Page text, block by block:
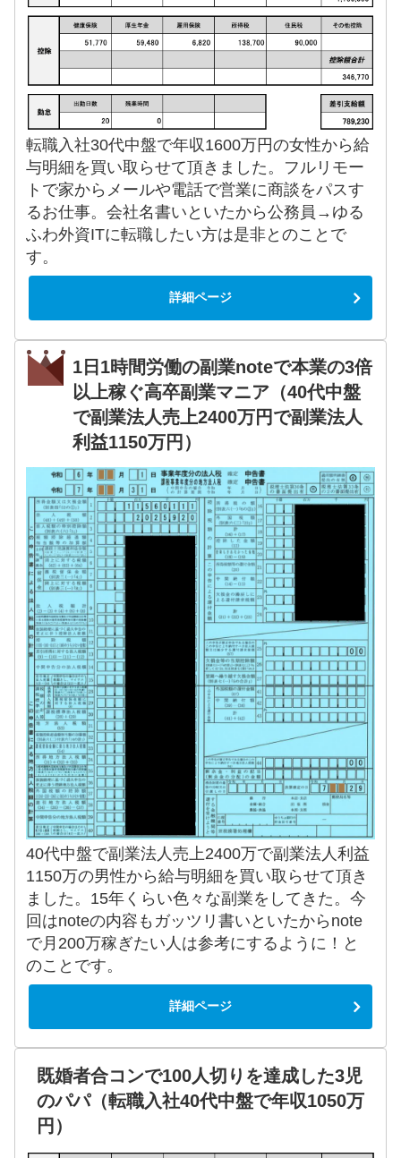
転職入社30代中盤で年収1600万円の女性から給
与明細を買い取らせて頂きました。フルリモー
トで家からメールや電話で営業に商談をパスす
るお仕事。会社名書いといたから公務員→ゆる
ふわ外資ITに転職したい方は是非とのことで
す。
詳細ページ
1日1時間労働の副業noteで本業の3倍
以上稼ぐ高卒副業マニア（40代中盤
で副業法人売上2400万円で副業法人
利益1150万円）
40代中盤で副業法人売上2400万で副業法人利益
1150万の男性から給与明細を買い取らせて頂き
ました。15年くらい色々な副業をしてきた。今
回はnoteの内容もガッツリ書いといたからnote
で月200万稼ぎたい人は参考にするように！と
のことです。
詳細ページ
既婚者合コンで100人切りを達成した3児
のパパ（転職入社40代中盤で年収1050万
円）